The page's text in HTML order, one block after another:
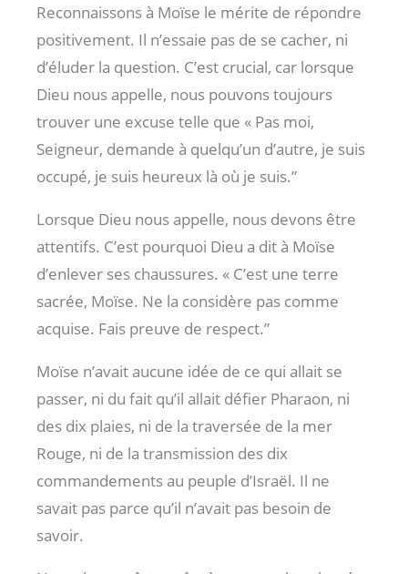
Reconnaissons à Moïse le mérite de répondre
positivement. Il n’essaie pas de se cacher, ni
d’éluder la question. C’est crucial, car lorsque
Dieu nous appelle, nous pouvons toujours
trouver une excuse telle que « Pas moi,
Seigneur, demande à quelqu’un d’autre, je suis
occupé, je suis heureux là où je suis.”
Lorsque Dieu nous appelle, nous devons être
attentifs. C’est pourquoi Dieu a dit à Moïse
d’enlever ses chaussures. « C’est une terre
sacrée, Moïse. Ne la considère pas comme
acquise. Fais preuve de respect.”
Moïse n’avait aucune idée de ce qui allait se
passer, ni du fait qu’il allait défier Pharaon, ni
des dix plaies, ni de la traversée de la mer
Rouge, ni de la transmission des dix
commandements au peuple d’Israël. Il ne
savait pas parce qu’il n’avait pas besoin de
savoir.